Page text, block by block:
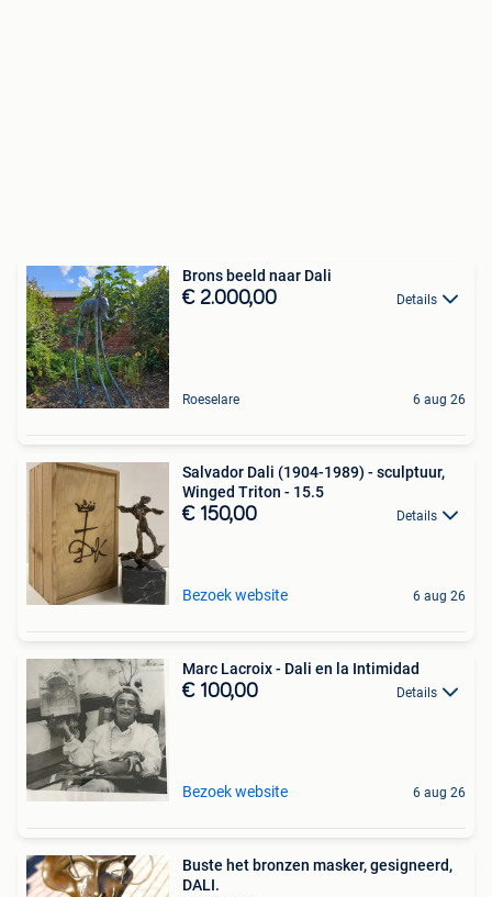
Brons beeld naar Dali
€ 2.000,00 Details
Roeselare 6 aug 26
Salvador Dali (1904-1989) - sculptuur,
Winged Triton - 15.5
€ 150,00 Details
Bezoek website 6 aug 26
Marc Lacroix - Dali en la Intimidad
€ 100,00 Details
Bezoek website 6 aug 26
Buste het bronzen masker, gesigneerd,
DALI.